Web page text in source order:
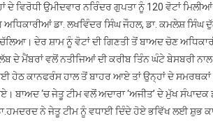
ਵਿਰੋਧੀ ਉਮੀਦਵਾਰ ਨਰਿੰਦਰ ਗੁਪਤਾ ਨੂੰ 120 ਵੋਟਾਂ
ਡਾ. ਲਖਵਿੰਦਰ ਸਿੰਘ ਜੌਹਲ, ਡਾ. ਕਮਲੇਸ਼ ਸਿੰਘ
ਦੇਰ ਸ਼ਾਮ ਨੂੰ ਵੋਟਾਂ ਦੀ ਗਿਣਤੀ ਤੋਂ ਬਾਅਦ ਚੋਣ
ਦੇ ਮੈਂਬਰਾਂ ਵਲੋਂ ਨਤੀਜਿਆਂ ਦੀ ਕਰੀਬ ਤਿੰਨ ਘੰਟੇ ਬੇਸਬਰੀ
ਹੇਠ ਕਾਨਫਰੰਸ ਹਾਲ ਤੋਂ ਬਾਹਰ ਆਏ ਤਾਂ ਉਨ੍ਹਾਂ ਦੇ ਸਮਰਥਕਾਂ
ਬਾਅਦ ‘ਚ ਜੇਤੂ ਟੀਮ ਵਲੋਂ ਅਦਾਰਾ ‘ਅਜੀਤ’ ਦੇ ਮੁੱਖ
ਨੇ ਜੇਤੂ ਟੀਮ ਨੂੰ ਵਧਾਈ ਦਿੰਦੇ ਹੋਏ ਭਵਿੱਖ ਲਈ ਸ਼ੁਭ